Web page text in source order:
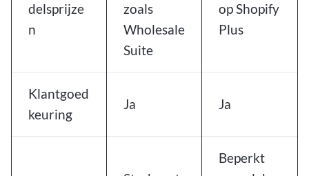
delsprijze
n
zoals
Wholesale
Suite
op Shopify
Plus
Klantgoed
keuring
Ja Ja
Beperkt